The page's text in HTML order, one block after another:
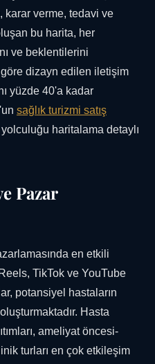
karar verme, tedavi ve
bu harita, her
ve beklentilerini
göre dizayn edilen iletişim
yüzde 40'a kadar
sağlık turizmi satış
haritalama detaylı
Pazar
en etkili
TikTok ve YouTube
potansiyel hastaların
Hasta
ameliyat öncesi-
turları en çok etkileşim